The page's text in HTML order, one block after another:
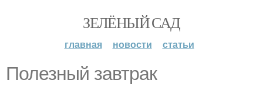
ЗЕЛЁНЫЙ САД
главная новости статьи
Полезный завтрак